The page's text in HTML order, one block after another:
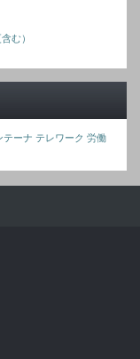
む）
テーナ テレワーク 労働